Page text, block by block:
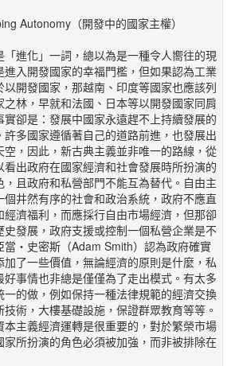
Autonomy（開發中的國家主權）
「進化」一詞，總以為是一種令人嚮往的現
進入開發國家的幸福門檻，但如果認為工業
以開發國家，那越南、印度等國家也應該列
之林，早就和法國、日本等以開發國家同肩
實卻是：發展中國家永遠趕不上持續發展的
許多國家遵循著自己的道路前進，也發展出
空，因此，新古典主義並非唯一的路線，從
看出政府在國家經濟和社會發展時所扮演的
，且政府和私營部門不能互為替代。自由主
個井然有序的社會和政治系統，政府不應直
經濟福利，而應採行自由市場經濟，但那卻
史發展，政府支援或控制一個私營企業是不
當‧史密斯（Adam Smith）認為政府確實
加了一些價值，無論經濟的原則是什麼，私
好事情也非總是僅僅為了走出模式。有太多
一的做，例如保持一種法律規範的經濟交換
術，大樓基礎設施，保證群眾教育等等。
本主義經濟運轉是很重要的，對於繁榮市場
家所扮演的角色必須被加強，而非被排除在